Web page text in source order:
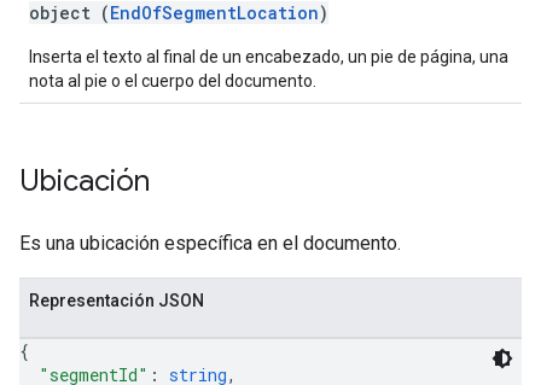
object (EndOfSegmentLocation)
Inserta el texto al final de un encabezado, un pie de página, una
nota al pie o el cuerpo del documento.
Ubicación
Es una ubicación específica en el documento.
Representación JSON
{
"segmentId" : string,